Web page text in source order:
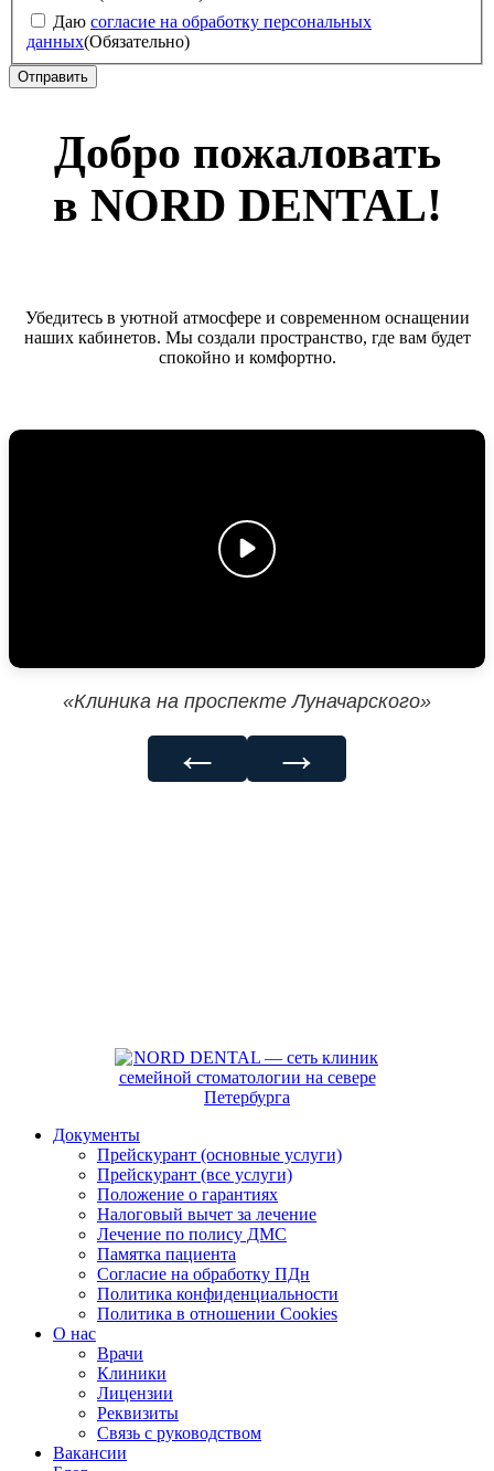
Даю согласие на обработку персональных
данных(Обязательно)
Добро пожаловать
в NORD DENTAL!
Убедитесь в уютной атмосфере и современном оснащении
наших кабинетов. Мы создали пространство, где вам будет
спокойно и комфортно.
«Клиника на проспекте Луначарского»
← →
Документы
Прейскурант (основные услуги)
Прейскурант (все услуги)
Положение о гарантиях
Налоговый вычет за лечение
Лечение по полису ДМС
Памятка пациента
Согласие на обработку ПДн
Политика конфиденциальности
Политика в отношении Cookies
О нас
Врачи
Клиники
Лицензии
Реквизиты
Связь с руководством
Вакансии